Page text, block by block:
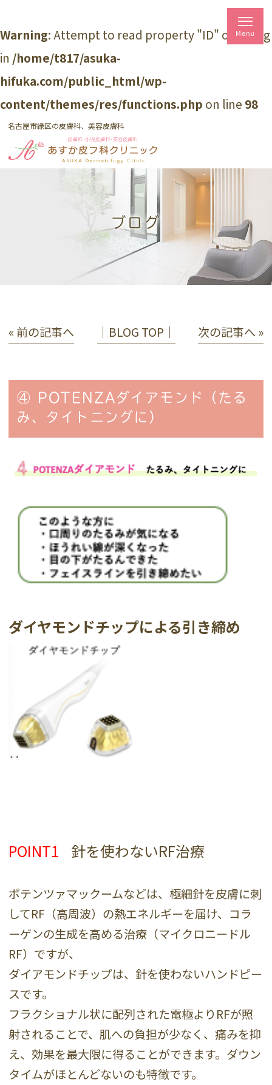
Warning: Attempt to read property "ID" on string
in /home/t817/asuka-
hifuka.com/public_html/wp-
content/themes/res/functions.php on line 98
名古屋市緑区の皮膚科、美容皮膚科
ブログ
« 前の記事へ │BLOG TOP│ 次の記事へ »
④ POTENZAダイアモンド（たる
み、タイトニングに）
ダイヤモンドチップによる引き締め
POINT1 針を使わないRF治療
ポテンツァマックームなどは、極細針を皮膚に刺
してRF（高周波）の熱エネルギーを届け、コラ
ーゲンの生成を高める治療（マイクロニードル
RF）ですが、
ダイアモンドチップは、針を使わないハンドピー
スです。
フラクショナル状に配列された電極よりRFが照
射されることで、肌への負担が少なく、痛みを抑
え、効果を最大限に得ることができます。ダウン
タイムがほとんどないのも特徴です。